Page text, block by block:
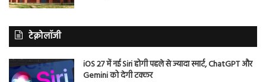
टेक्नोलॉजी
iOS 27 में नई Siri होगी पहले से ज्यादा स्मार्ट, ChatGPT और
Gemini को देगी टक्कर